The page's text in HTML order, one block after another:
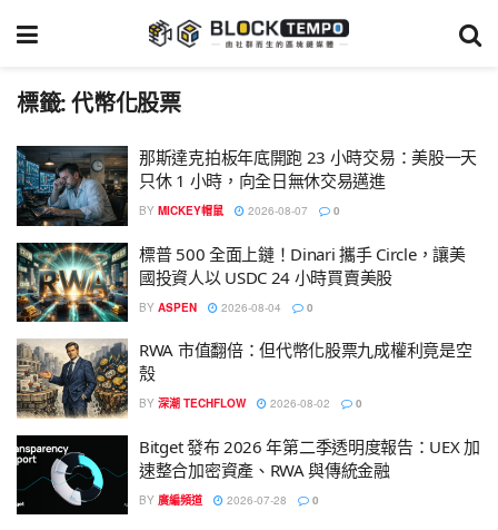
標籤:代幣化股票
那斯達克拍板年底開跑 23 小時交易：美股一天
只休 1 小時，向全日無休交易邁進
BY MICKEY帽鼠 2026-08-07 0
標普 500 全面上鏈！Dinari 攜手 Circle，讓美
國投資人以 USDC 24 小時買賣美股
BY ASPEN 2026-08-04 0
RWA 市值翻倍：但代幣化股票九成權利竟是空
殼
BY 深潮 TECHFLOW 2026-08-02 0
Bitget 發布 2026 年第二季透明度報告：UEX 加
速整合加密資產、RWA 與傳統金融
BY 廣編頻道 2026-07-28 0